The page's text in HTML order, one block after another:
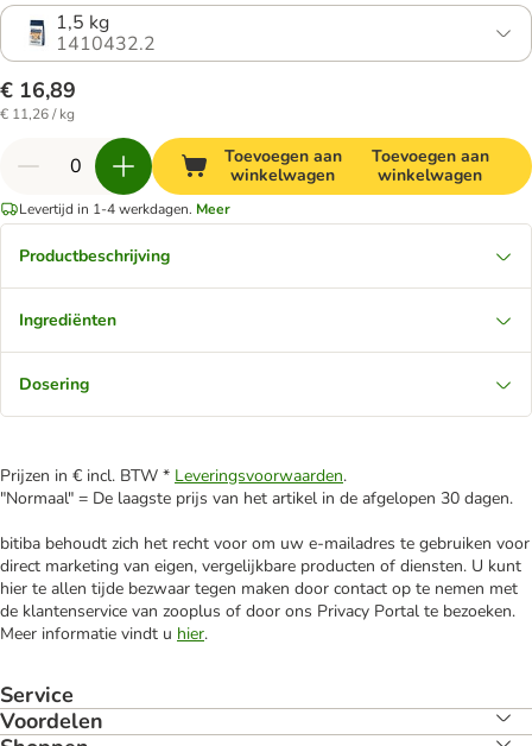
1,5 kg
1410432.2
€ 16,89
€ 11,26 / kg
Toevoegen aan
winkelwagen
Toevoegen aan
winkelwagen
Levertijd in 1-4 werkdagen. Meer
Productbeschrijving
Ingrediënten
Dosering
Prijzen in € incl. BTW * Leveringsvoorwaarden.
"Normaal" = De laagste prijs van het artikel in de afgelopen 30 dagen.
bitiba behoudt zich het recht voor om uw e-mailadres te gebruiken voor
direct marketing van eigen, vergelijkbare producten of diensten. U kunt
hier te allen tijde bezwaar tegen maken door contact op te nemen met
de klantenservice van zooplus of door ons Privacy Portal te bezoeken.
Meer informatie vindt u hier.
Service
Voordelen